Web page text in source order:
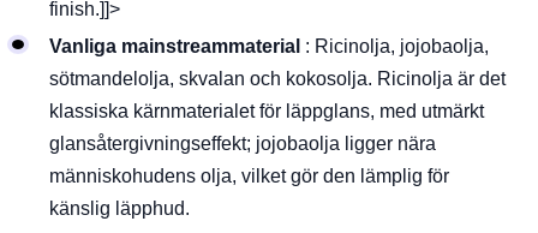
finish.]]>
Vanliga mainstreammaterial : Ricinolja, jojobaolja,
sötmandelolja, skvalan och kokosolja. Ricinolja är det
klassiska kärnmaterialet för läppglans, med utmärkt
glansåtergivningseffekt; jojobaolja ligger nära
människohudens olja, vilket gör den lämplig för
känslig läpphud.